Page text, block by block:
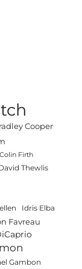
Cooper
Colin Firth
Thewlis
Idris Elba
Favreau
Gambon